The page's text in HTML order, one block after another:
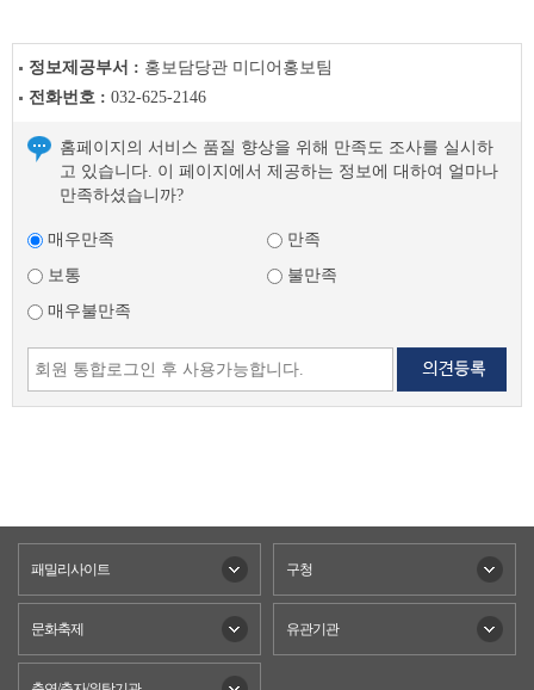
정보제공부서 : 홍보담당관 미디어홍보팀
전화번호 : 032-625-2146
홈페이지의 서비스 품질 향상을 위해 만족도 조사를 실시하
고 있습니다. 이 페이지에서 제공하는 정보에 대하여 얼마나
만족하셨습니까?
매우만족
만족
보통
불만족
매우불만족
패밀리사이트 구청
문화축제 유관기관